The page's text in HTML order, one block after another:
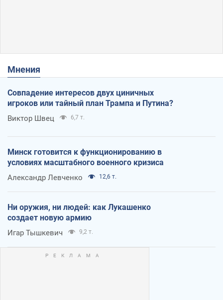
Мнения
Совпадение интересов двух циничных
игроков или тайный план Трампа и Путина?
Виктор Швец 6,7 т.
Минск готовится к функционированию в
условиях масштабного военного кризиса
Александр Левченко 12,6 т.
Ни оружия, ни людей: как Лукашенко
создает новую армию
Игар Тышкевич 9,2 т.